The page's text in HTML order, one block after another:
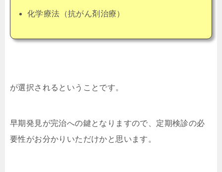
化学療法（抗がん剤治療）
が選択されるということです。
早期発見が完治への鍵となりますので、定期検診の必
要性がお分かりいただけかと思います。